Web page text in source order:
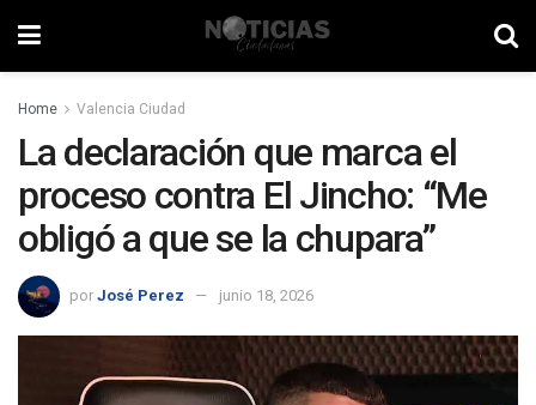
Home Valencia Ciudad
La declaración que marca el
proceso contra El Jincho: “Me
obligó a que se la chupara”
por José Perez junio 18, 2026